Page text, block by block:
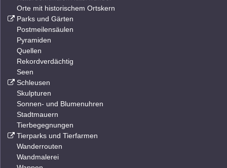
Orte mit historischem Ortskern
Parks und Gärten
Postmeilensäulen
Pyramiden
Quellen
Rekordverdächtig
Seen
Schleusen
Skulpturen
Sonnen- und Blumenuhren
Stadtmauern
Tierbegegnungen
Tierparks und Tierfarmen
Wanderrouten
Wandmalerei